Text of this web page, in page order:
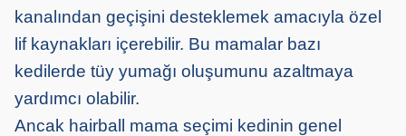
kanalından geçişini desteklemek amacıyla özel
lif kaynakları içerebilir. Bu mamalar bazı
kedilerde tüy yumağı oluşumunu azaltmaya
yardımcı olabilir.
Ancak hairball mama seçimi kedinin genel